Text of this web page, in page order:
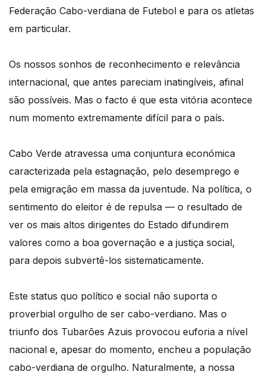
Federação Cabo-verdiana de Futebol e para os atletas
em particular.
Os nossos sonhos de reconhecimento e relevância
internacional, que antes pareciam inatingíveis, afinal
são possíveis. Mas o facto é que esta vitória acontece
num momento extremamente difícil para o país.
Cabo Verde atravessa uma conjuntura económica
caracterizada pela estagnação, pelo desemprego e
pela emigração em massa da juventude. Na política, o
sentimento do eleitor é de repulsa — o resultado de
ver os mais altos dirigentes do Estado difundirem
valores como a boa governação e a justiça social,
para depois subvertê-los sistematicamente.
Este status quo político e social não suporta o
proverbial orgulho de ser cabo-verdiano. Mas o
triunfo dos Tubarões Azuis provocou euforia a nível
nacional e, apesar do momento, encheu a população
cabo-verdiana de orgulho. Naturalmente, a nossa